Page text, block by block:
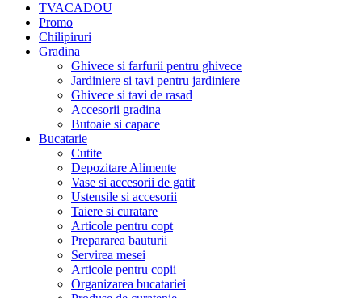
TVACADOU
Promo
Chilipiruri
Gradina
Ghivece si farfurii pentru ghivece
Jardiniere si tavi pentru jardiniere
Ghivece si tavi de rasad
Accesorii gradina
Butoaie si capace
Bucatarie
Cutite
Depozitare Alimente
Vase si accesorii de gatit
Ustensile si accesorii
Taiere si curatare
Articole pentru copt
Prepararea bauturii
Servirea mesei
Articole pentru copii
Organizarea bucatariei